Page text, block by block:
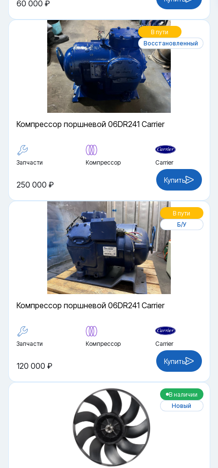
60 000 ₽
В пути
Восстановленный
Компрессор поршневой 06DR241 Carrier
Запчасти Компрессор Carrier
250 000 ₽ Купить
В пути
Б/У
Компрессор поршневой 06DR241 Carrier
Запчасти Компрессор Carrier
120 000 ₽ Купить
В наличии
Новый